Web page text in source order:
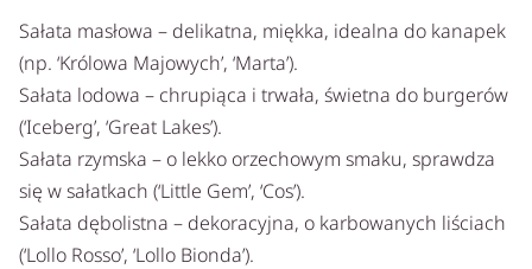
Sałata masłowa – delikatna, miękka, idealna do kanapek
(np. ‘Królowa Majowych’, ‘Marta’).
Sałata lodowa – chrupiąca i trwała, świetna do burgerów
(‘Iceberg’, ‘Great Lakes’).
Sałata rzymska – o lekko orzechowym smaku, sprawdza
się w sałatkach (‘Little Gem’, ‘Cos’).
Sałata dębolistna – dekoracyjna, o karbowanych liściach
(‘Lollo Rosso’, ‘Lollo Bionda’).